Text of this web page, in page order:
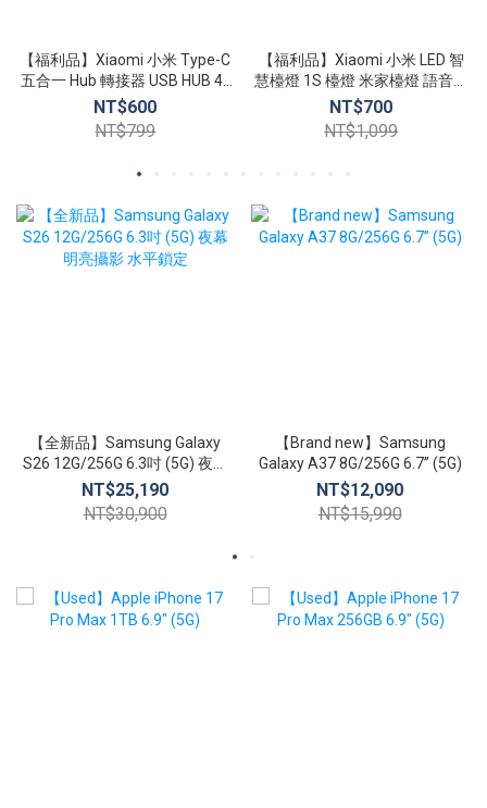
【福利品】Xiaomi 小米 Type-C
五合一 Hub 轉接器 USB HUB 4k
擴充器
NT$600
NT$799
【福利品】Xiaomi 小米 LED 智
慧檯燈 1S 檯燈 米家檯燈 語音控
制
NT$700
NT$1,099
【全新品】Samsung Galaxy
S26 12G/256G 6.3吋 (5G) 夜幕
明亮攝影 水平鎖定
NT$25,190
NT$30,900
【Brand new】Samsung
Galaxy A37 8G/256G 6.7” (5G)
NT$12,090
NT$15,990